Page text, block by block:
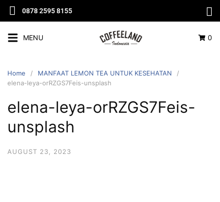
0878 2595 8155
MENU 0
Home
MANFAAT LEMON TEA UNTUK KESEHATAN
elena-leya-orRZGS7Feis-unsplash
elena-leya-orRZGS7Feis-
unsplash
AUGUST 23, 2023